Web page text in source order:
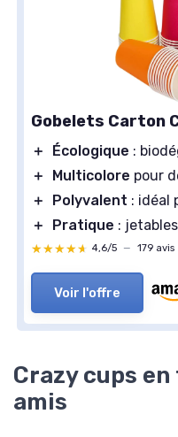
Gobelets Carton
＋ Écologique :
＋
Multicolore pour
＋
Polyvalent : idéal
＋
Pratique :
★★★★★
★★★★★ 4,6/5 — 179 avis
Voir l'offre
Crazy cups
amis